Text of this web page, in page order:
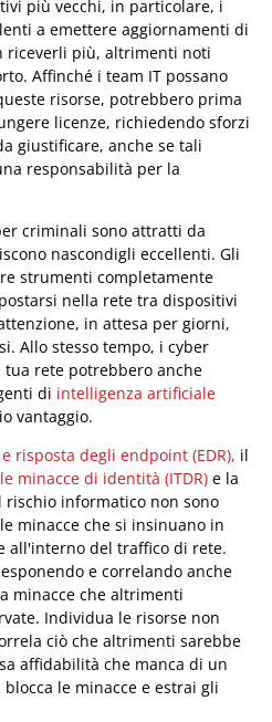
più vecchi, in particolare, i
a emettere aggiornamenti di
riceverli più, altrimenti noti
Affinché i team IT possano
risorse, potrebbero prima
licenze, richiedendo sforzi
giustificare, anche se tali
responsabilità per la
criminali sono attratti da
nascondigli eccellenti. Gli
strumenti completamente
nella rete tra dispositivi
in attesa per giorni,
Allo stesso tempo, i cyber
rete potrebbero anche
di intelligenza artificiale
vantaggio.
risposta degli endpoint (EDR), il
minacce di identità (ITDR) e la
rischio informatico non sono
minacce che si insinuano in
all'interno del traffico di rete.
e correlando anche
minacce che altrimenti
Individua le risorse non
ciò che altrimenti sarebbe
affidabilità che manca di un
le minacce e estrai gli